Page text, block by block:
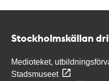
Stockholmskällan
Medioteket,
Stadsmuseet